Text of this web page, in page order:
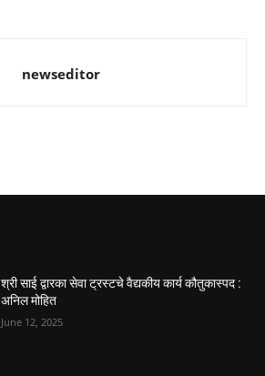
newseditor
श्री साई द्वारका सेवा ट्रस्टचे वैद्यकीय कार्य कौतुकास्पद :
अनिल मोहित
June 12, 2025